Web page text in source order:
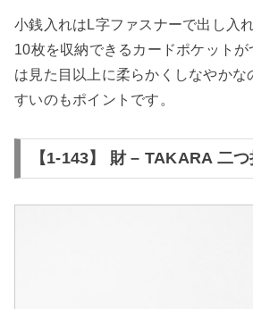
小銭入れはL字ファスナーで出し入
10枚を収納できるカードポケット
は見た目以上に柔らかくしなやかな
すいのもポイントです。
【1-143】 財 – TAKARA 二